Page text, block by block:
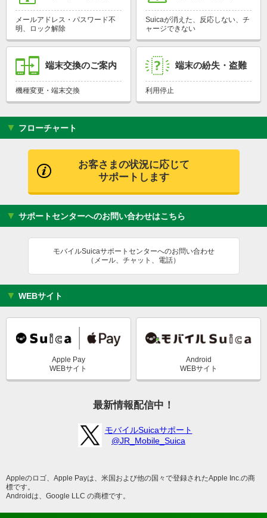
メールアドレス・パスワード不
明、ロック解除
Suicaが消えた、反応しない、チ
ャージできない
端末交換のご案内
機種変更・端末交換
端末の紛失・盗難
利用停止
▼ フローチャート
お客さまの状況に応じて
サポートします
▼ サポートセンターへのお問い合わせはこちら
モバイルSuicaサポートセンターへのお問い合わせ
（メール、チャット、電話）
▼ WEBサイト
Apple Pay
WEBサイト
Android
WEBサイト
最新情報配信中！
モバイルSuicaサポート
@JR_Mobile_Suica
Appleのロゴ、Apple Payは、米国および他の国々で登録されたApple Inc.の商
標です。
Androidは、Google LLC の商標です。